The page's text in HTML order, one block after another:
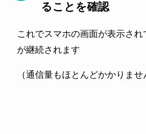
ることを確認
これでスマホの画面が表示さ
が継続されます
（通信量もほとんどかかりませ